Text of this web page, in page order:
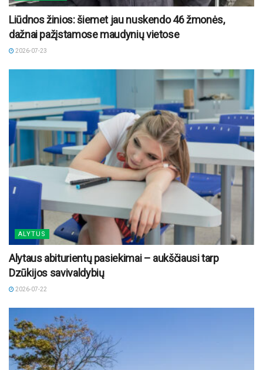
Liūdnos žinios: šiemet jau nuskendo 46 žmonės,
dažnai pažįstamose maudynių vietose
2026-07-23
ALYTUS
Alytaus abiturientų pasiekimai – aukščiausi tarp
Dzūkijos savivaldybių
2026-07-22